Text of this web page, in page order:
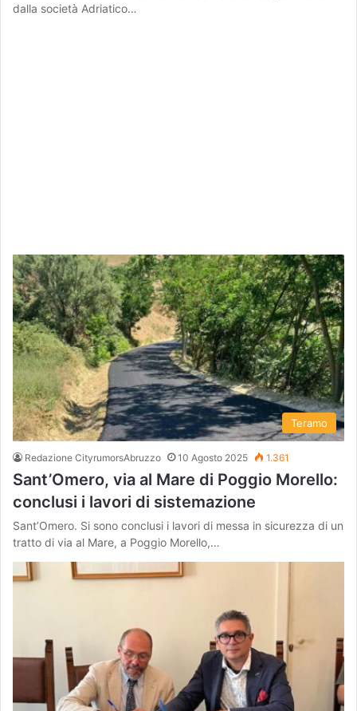
dalla società Adriatico…
Teramo
Redazione CityrumorsAbruzzo 10 Agosto 2025 1.361
Sant’Omero, via al Mare di Poggio Morello:
conclusi i lavori di sistemazione
Sant’Omero. Si sono conclusi i lavori di messa in sicurezza di un
tratto di via al Mare, a Poggio Morello,…